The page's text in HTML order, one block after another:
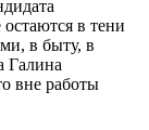
в тени
в быту, в
Галина
вне работы